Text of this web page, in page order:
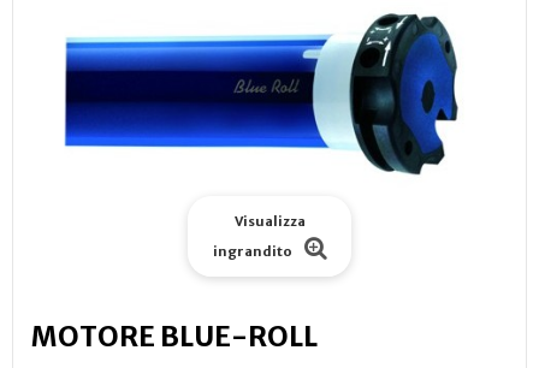
Visualizza
ingrandito
MOTORE BLUE-ROLL